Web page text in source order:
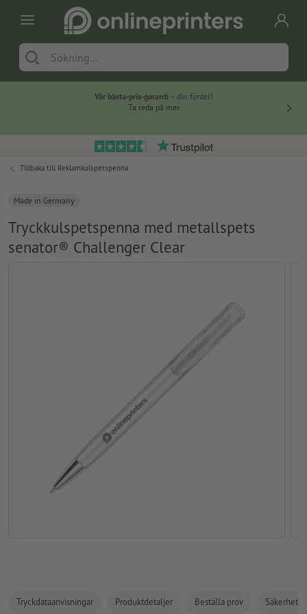
Vår bästa-pris-garanti – din fördel!
Ta reda på mer
Tillbaka till Reklamkulspetspenna
Made in Germany
Tryckkulspetspenna med metallspets
senator® Challenger Clear
Tryckdataanvisningar Produktdetaljer Beställa prov